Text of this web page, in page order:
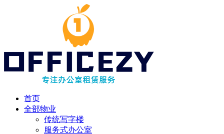
首页
全部物业
传统写字楼
服务式办公室